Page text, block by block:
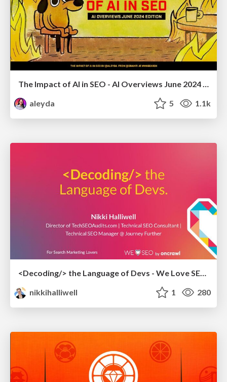
The Impact of AI in SEO - AI Overviews June 2024 Edition
aleyda
5 1.1k
<Decoding/> the Language of Devs - We Love SEO 2024
nikkihalliwell
1 280